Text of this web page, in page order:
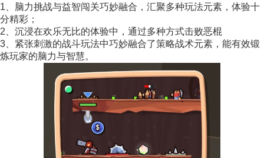
1、脑力挑战与益智闯关巧妙融合，汇聚多种玩法元素，体验十
分精彩；
2、沉浸在欢乐无比的体验中，通过多种方式击败恶棍
3、紧张刺激的战斗玩法中巧妙融合了策略战术元素，能有效锻
炼玩家的脑力与智慧。